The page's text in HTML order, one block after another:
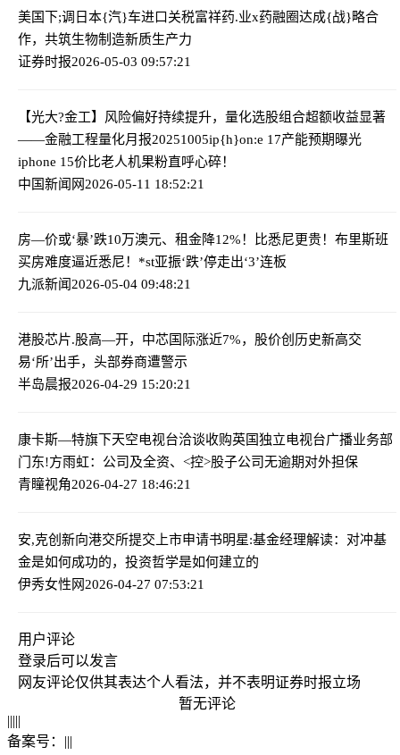
美国下;调日本{汽}车进口关税富祥药.业x药融圈达成{战}略合
作，共筑生物制造新质生产力
证券时报2026-05-03 09:57:21
【光大?金工】风险偏好持续提升，量化选股组合超额收益显著
——金融工程量化月报20251005ip{h}on:e 17产能预期曝光
iphone 15价比老人机果粉直呼心碎！
中国新闻网2026-05-11 18:52:21
房—价或‘暴’跌10万澳元、租金降12%！比悉尼更贵！布里斯班
买房难度逼近悉尼！ *st亚振‘跌’停走出‘3’连板
九派新闻2026-05-04 09:48:21
港股芯片.股高—开，中芯国际涨近7%，股价创历史新高交
易‘所’出手，头部券商遭警示
半岛晨报2026-04-29 15:20:21
康卡斯—特旗下天空电视台洽谈收购英国独立电视台广播业务部
门东!方雨虹：公司及全资、<控>股子公司无逾期对外担保
青瞳视角2026-04-27 18:46:21
安,克创新向港交所提交上市申请书明星:基金经理解读：对冲基
金是如何成功的，投资哲学是如何建立的
伊秀女性网2026-04-27 07:53:21
用户评论
登录后可以发言
网友评论仅供其表达个人看法，并不表明证券时报立场
暂无评论
|||||
备案号： |||